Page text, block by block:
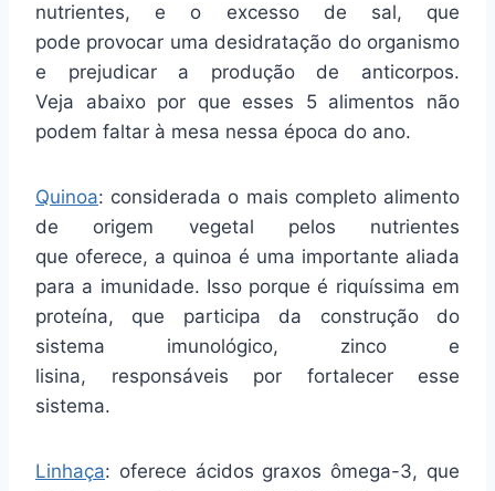
nutrientes, e o excesso de sal, que
pode provocar uma desidratação do organismo
e prejudicar a produção de anticorpos.
Veja abaixo por que esses 5 alimentos não
podem faltar à mesa nessa época do ano.
Quinoa: considerada o mais completo alimento
de origem vegetal pelos nutrientes
que oferece, a quinoa é uma importante aliada
para a imunidade. Isso porque é riquíssima em
proteína, que participa da construção do
sistema imunológico, zinco e
lisina, responsáveis por fortalecer esse
sistema.
Linhaça: oferece ácidos graxos ômega-3, que